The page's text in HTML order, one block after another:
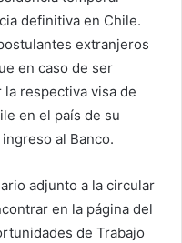
definitiva en Chile.
extranjeros
en caso de ser
respectiva visa de
en el país de su
al Banco.
adjunto a la circular
en la página del
de Trabajo